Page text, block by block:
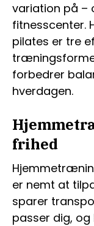
variation på –
fitnesscenter.
pilates er tre
forbedrer
hverdagen.
frihed
er nemt at
sparer
passer dig,